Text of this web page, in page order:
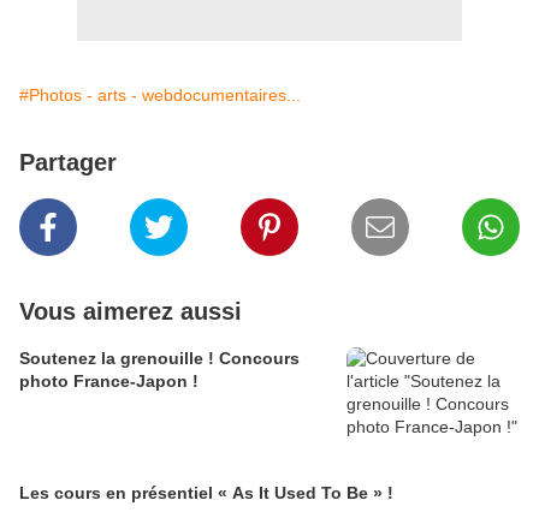
#Photos - arts - webdocumentaires...
Partager
Vous aimerez aussi
Soutenez la grenouille ! Concours
photo France-Japon !
Les cours en présentiel « As It Used To Be » !